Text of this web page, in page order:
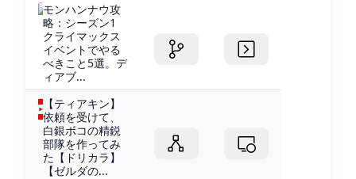
モンハンナウ攻
略：シーズン1
クライマックス
イベントでやる
べきこと5選。デ
ィアブ...
【ティアキン】
依頼を受けて、
白銀ボコの精鋭
部隊を作ってみ
た【ドリカラ】
【ゼルダの...